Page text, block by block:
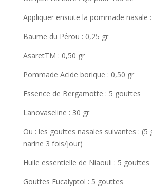
Appliquer ensuite la pommade nasale :
Baume du Pérou : 0,25 gr
AsaretTM : 0,50 gr
Pommade Acide borique : 0,50 gr
Essence de Bergamotte : 5 gouttes
Lanovaseline : 30 gr
Ou : les gouttes nasales suivantes : (5
narine 3 fois/jour)
Huile essentielle de Niaouli : 5 gouttes
Gouttes Eucalyptol : 5 gouttes